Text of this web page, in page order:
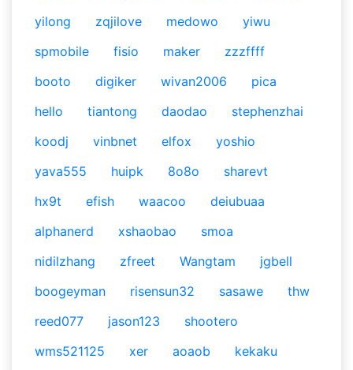
yilong
zqjilove medowo
yiwu
spmobile
fisio maker
zzzffff
booto
digiker wivan2006
pica
hello
tiantong daodao
stephenzhai
koodj
vinbnet elfox
yoshio
yava555
huipk 8o8o
sharevt
hx9t
efish waacoo
deiubuaa
alphanerd
xshaobao
smoa
nidilzhang
zfreet Wangtam
jgbell
boogeyman
risensun32 sasawe
thw
reed077
jason123
shootero
wms521125
xer aoaob kekaku